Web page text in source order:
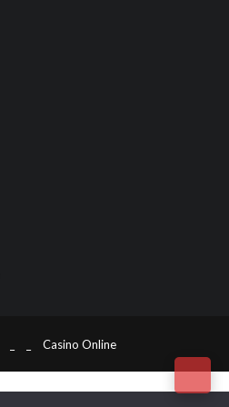
Casino Online